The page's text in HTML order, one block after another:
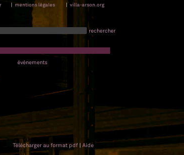
| mentions légales | villa-arson.org
rechercher
événements
Télécharger au format pdf | Aide